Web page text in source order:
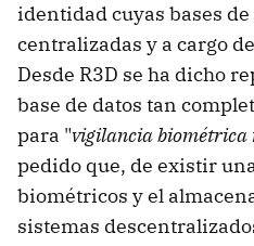
identidad cuyas bases
centralizadas y a cargo
Desde R3D se ha dicho
base de datos tan
para "vigilancia biométrica
pedido que, de existir
biométricos y el
sistemas